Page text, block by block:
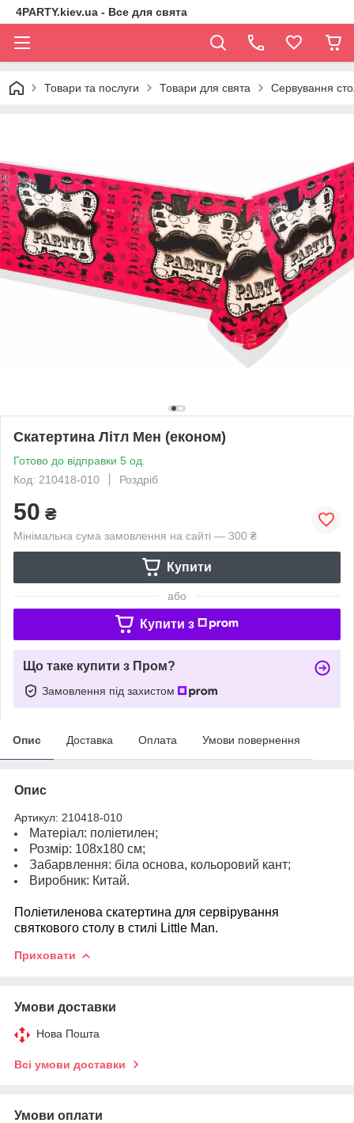
4PARTY.kiev.ua - Все для свята
Товари та послуги Товари для свята Сервування
Скатертина Літл Мен (економ)
Готово до відправки 5 од.
Код: 210418-010
Роздріб
50 ₴
Мінімальна сума замовлення на сайті — 300 ₴
Купити
або
Купити з
Що таке купити з Пром?
Замовлення під захистом
Опис Доставка Оплата Умови повернення
Опис
Артикул: 210418-010
Матеріал: поліетилен;
Розмір: 108х180 см;
Забарвлення: біла основа, кольоровий кант;
Виробник: Китай.
Поліетиленова скатертина для сервірування
святкового столу в стилі Little Man.
Приховати
Умови доставки
Нова Пошта
Всі умови доставки
Умови оплати